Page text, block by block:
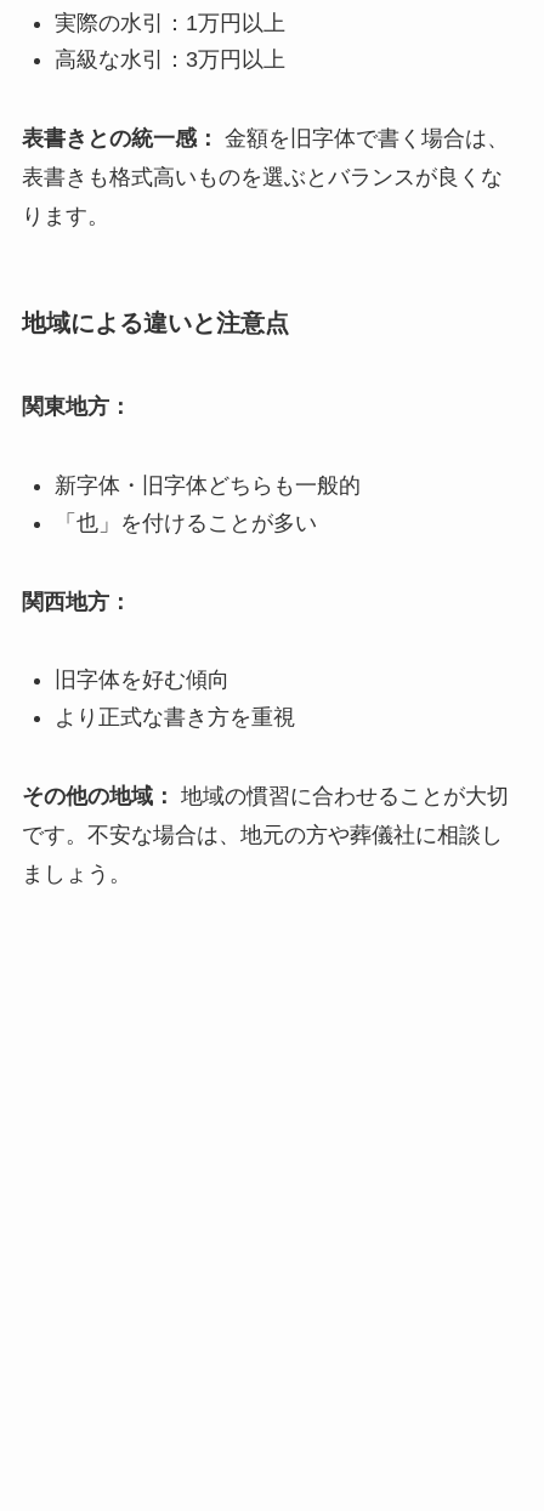
実際の水引：1万円以上
高級な水引：3万円以上
表書きとの統一感： 金額を旧字体で書く場合は、
表書きも格式高いものを選ぶとバランスが良くな
ります。
地域による違いと注意点
関東地方：
新字体・旧字体どちらも一般的
「也」を付けることが多い
関西地方：
旧字体を好む傾向
より正式な書き方を重視
その他の地域： 地域の慣習に合わせることが大切
です。不安な場合は、地元の方や葬儀社に相談し
ましょう。